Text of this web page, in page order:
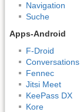
Navigation
Suche
Apps-Android
F-Droid
Conversations
Fennec
Jitsi Meet
KeePass DX
Kore